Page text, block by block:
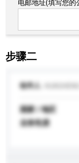
电邮地址(填写您的
步骤二
收件人
国家 / 地区
业务性质